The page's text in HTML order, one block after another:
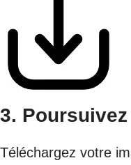
3.
Téléchargez votre